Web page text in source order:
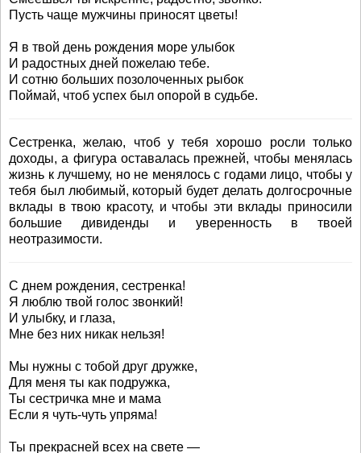
Пусть чаще мужчины приносят цветы!
Я в твой день рождения море улыбок
И радостных дней пожелаю тебе.
И сотню больших позолоченных рыбок
Поймай, чтоб успех был опорой в судьбе.
Сестренка, желаю, чтоб у тебя хорошо росли только
доходы, а фигура оставалась прежней, чтобы менялась
жизнь к лучшему, но не менялось с годами лицо, чтобы у
тебя был любимый, который будет делать долгосрочные
вклады в твою красоту, и чтобы эти вклады приносили
большие дивиденды и уверенность в твоей
неотразимости.
С днем рождения, сестренка!
Я люблю твой голос звонкий!
И улыбку, и глаза,
Мне без них никак нельзя!
Мы нужны с тобой друг дружке,
Для меня ты как подружка,
Ты сестричка мне и мама
Если я чуть-чуть упряма!
Ты прекрасней всех на свете —